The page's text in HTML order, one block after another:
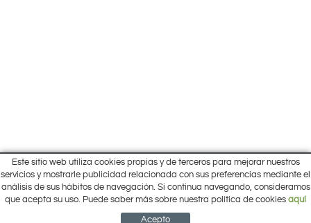
Inicio
Ofertas
Marcas
Pol. Cantalgallo Calle A Naves 10-12
ARACENA (Huelva)
959 12 63 64
info@electrobricogarden.com
Este sitio web utiliza cookies propias y de terceros para mejorar nuestros
servicios y mostrarle publicidad relacionada con sus preferencias mediante el
análisis de sus hábitos de navegación. Si continua navegando, consideramos
que acepta su uso. Puede saber más sobre nuestra política de cookies aquí
Acepto